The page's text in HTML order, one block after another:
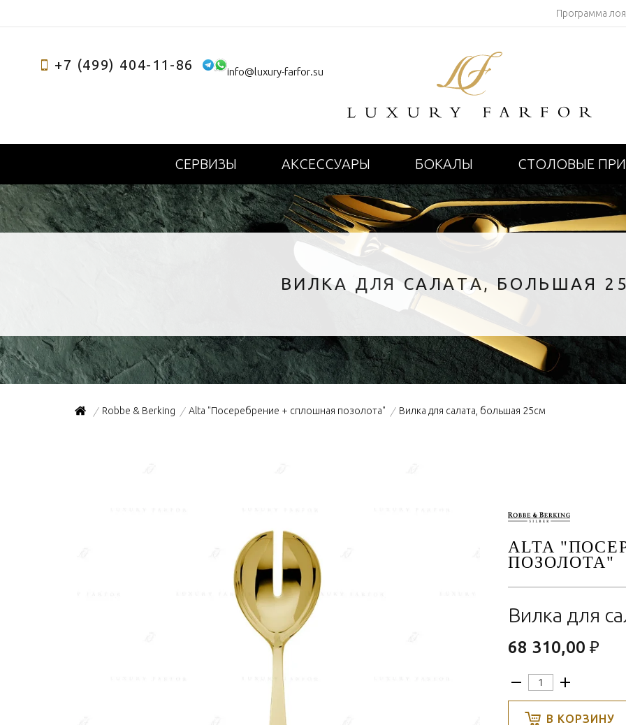
Программа
+7 (499) 404-11-86 info@luxury-farfor.su
СЕРВИЗЫ АКСЕССУАРЫ БОКАЛЫ СТОЛОВЫЕ
+
ВИЛКА ДЛЯ САЛАТА, БОЛЬШАЯ
/ Robbe & Berking / Alta "Посеребрение + сплошная позолота" / Вилка для салата, большая 25см
ALTA
ПОЗОЛОТА"
Вилка для
68 310,00 ₽
В КОРЗИНУ